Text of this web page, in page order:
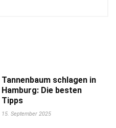
Tannenbaum schlagen in
Hamburg: Die besten
Tipps
15. September 2025